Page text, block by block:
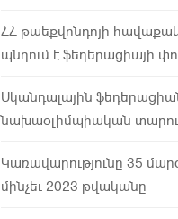
ՀՀ թաեքվոնդոյի
պնդում է ֆեդերացիայի
Սկանդալային
նախաօլիմպիական
Կառավարությունը 35
մինչեւ 2023 թվականը